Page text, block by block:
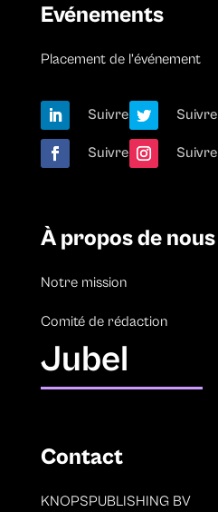
Evénements
Placement de l’événement
Suivre Suivre
Suivre Suivre
À propos de nous
Notre mission
Comité de rédaction
Jubel
Contact
KNOPSPUBLISHING BV